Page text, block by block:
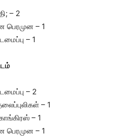
– 2
பெரமுன – 1
– 1
– 2
– 1
– 1
பெரமுன – 1